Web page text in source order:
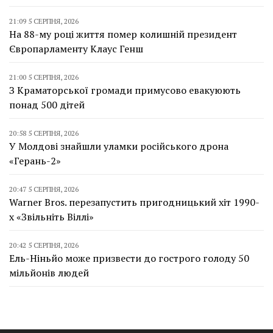
21:09 5 СЕРПНЯ, 2026
На 88-му році життя помер колишній президент
Європарламенту Клаус Генш
21:00 5 СЕРПНЯ, 2026
З Краматорської громади примусово евакуюють
понад 500 дітей
20:58 5 СЕРПНЯ, 2026
У Молдові знайшли уламки російського дрона
«Герань-2»
20:47 5 СЕРПНЯ, 2026
Warner Bros. перезапустить пригодницький хіт 1990-
х «Звільніть Віллі»
20:42 5 СЕРПНЯ, 2026
Ель-Ніньйо може призвести до гострого голоду 50
мільйонів людей